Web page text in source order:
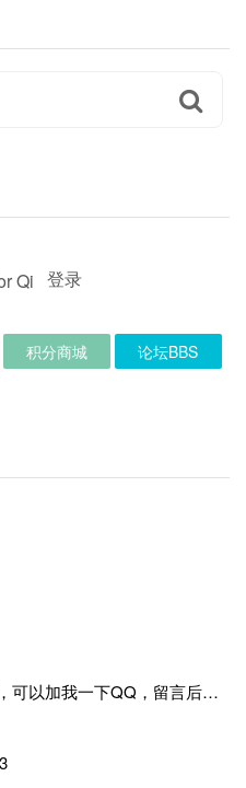
登录
积分商城 论坛BBS
可以的，已经重置密码，可以加我一下QQ，留言后我就发密码给你。